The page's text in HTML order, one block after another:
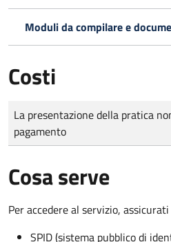
Moduli da compilare e
Costi
Tipo di pagamento
Importo
La presentazione della pratica
pagamento
Cosa serve
Per accedere al servizio,
SPID (sistema pubblico di